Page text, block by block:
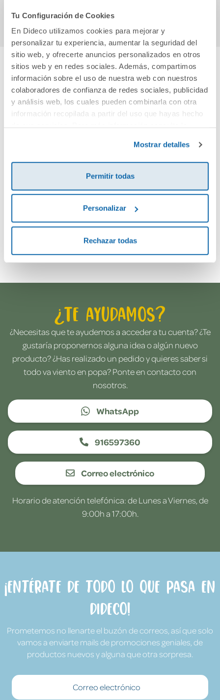
Tu Configuración de Cookies
En Dideco utilizamos cookies para mejorar y
personalizar tu experiencia, aumentar la seguridad del
sitio web, y ofrecerte anuncios personalizados en otros
sitios web y en redes sociales. Además, compartimos
información sobre el uso de nuestra web con nuestros
colaboradores de confianza de redes sociales, publicidad
y análisis web, los cuales pueden combinarla con otra
información recopilada a partir del uso que hayas hecho
Mostrar detalles
Permitir todas
Personalizar
Rechazar todas
Cuéntanos tu opinión
¡Sé el primero en valorar este producto!
Debes iniciar sesión para poder valorarlo
Envía tu opinión
¿Te ayudamos?
¿Necesitas que te ayudemos a acceder a tu cuenta? ¿Te
gustaría proponernos alguna idea o algún nuevo
producto? ¿Has realizado un pedido y quieres saber si
todo va viento en popa? Ponte en contacto con
nosotros.
WhatsApp
916597360
Correo electrónico
Horario de atención telefónica: de Lunes a Viernes, de
9:00h a 17:00h.
¡Entérate de todo lo que pasa en
Dideco!
Prometemos no llenarte el buzón de correos, así que solo
vamos a enviarte mails de promociones geniales, de
productos nuevos y alguna que otra sorpresa.